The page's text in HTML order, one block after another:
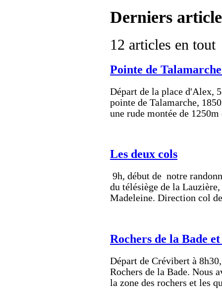
Derniers
12 articles en tout
Pointe de
Départ de la place d'Alex,
pointe de Talamarche,
une rude montée de
Les deux cols
9h, début de notre
du télésiège de la
Madeleine. Direction col
Rochers de la Bade
Départ de Crévibert à
Rochers de la Bade. Nous
la zone des rochers et les